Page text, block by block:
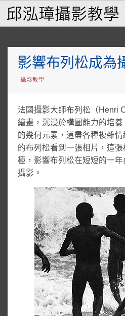
影響布列松成為
攝影教學
法國攝影大師布列松（Henri
繪畫，沉浸於構圖能力的培
的幾何元素，道盡各種複雜
的布列松看到一張相片，這
極，影響布列松在短短的一
攝影。